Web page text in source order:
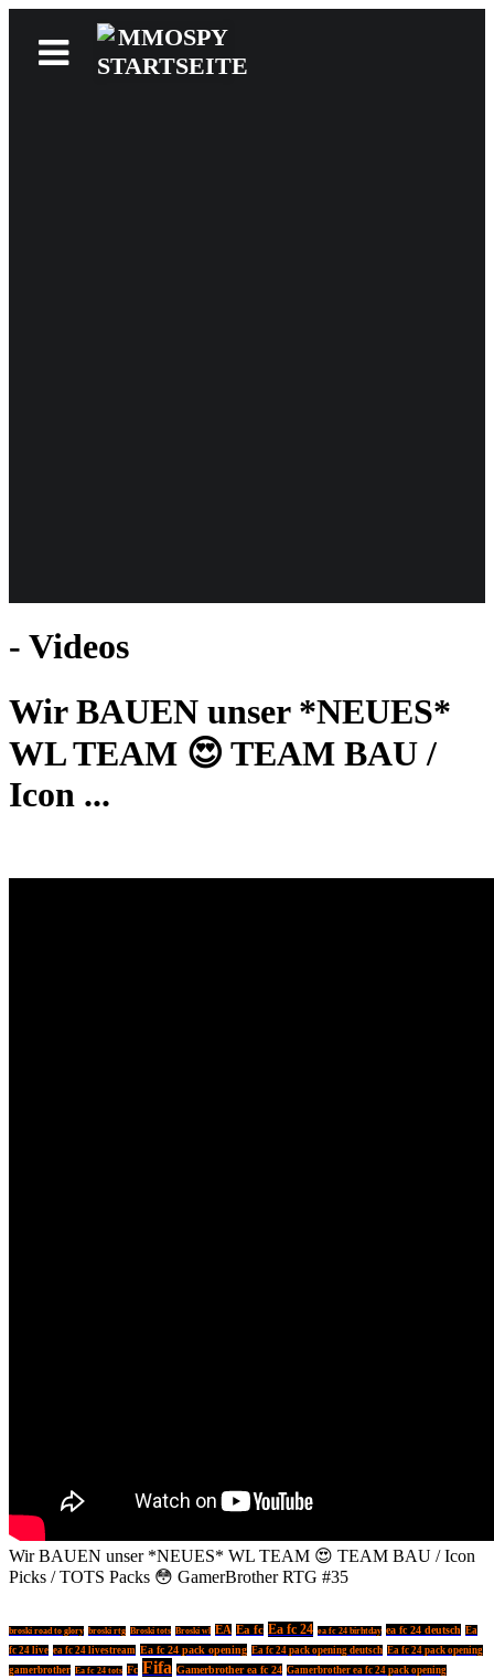
- Videos
Wir BAUEN unser *NEUES*
WL TEAM 😍 TEAM BAU /
Icon ...
Wir BAUEN unser *NEUES* WL TEAM 😍 TEAM BAU / Icon
Picks / TOTS Packs 😳 GamerBrother RTG #35
broski road to glory broski rtg Broski tots Broski wl EA Ea fc Ea fc 24 ea fc 24 birhtday ea fc 24 deutsch Ea
fc 24 live ea fc 24 livestream Ea fc 24 pack opening Ea fc 24 pack opening deutsch Ea fc 24 pack opening
gamerbrother Ea fc 24 tots Fc Fifa Gamerbrother ea fc 24 Gamerbrother ea fc 24 pack opening